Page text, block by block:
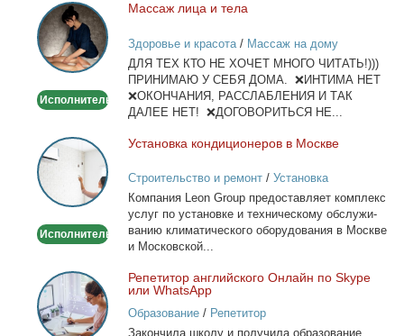
Массаж
лица
и
тела
Исполнитель
Мас­саж ли­ца и те­ла
Здоровье и красота/ Массаж на дому
ДЛЯ ТЕХ КТО НЕ ХОЧЕТ МНОГО ЧИТАТЬ!)))
ПРИНИМАЮ У СЕБЯ ДОМА. ❌ИНТИМА НЕТ
❌ОКОНЧАНИЯ, РАССЛАБЛЕНИЯ И ТАК
ДАЛЕЕ НЕТ! ❌ДОГОВОРИТЬСЯ НЕ...
Установка
кондиционеров
в
Москве
Исполнитель
Уста­нов­ка кон­ди­ци­о­не­ров в Москве
Строительство и ремонт/ Установка
кондиционеров
Ком­па­ния Leon Group предо­став­ля­ет ком­плекс
услуг по уста­нов­ке и тех­ни­че­ско­му об­слу­жи­
ва­нию кли­ма­ти­че­ско­го обо­ру­до­ва­ния в Москве
и Мос­ков­ской...
Репетитор
английского
Онлайн
Ре­пе­ти­тор ан­глий­ско­го Он­лайн по Skype
или WhatsApp
Образование/ Репетитор
За­кон­чи­ла шко­лу и по­лу­чи­ла об­ра­зо­ва­ние